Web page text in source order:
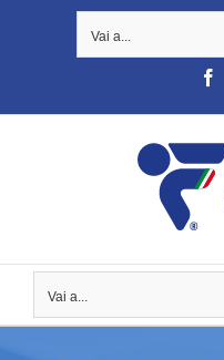
Vai a...
Vai a...